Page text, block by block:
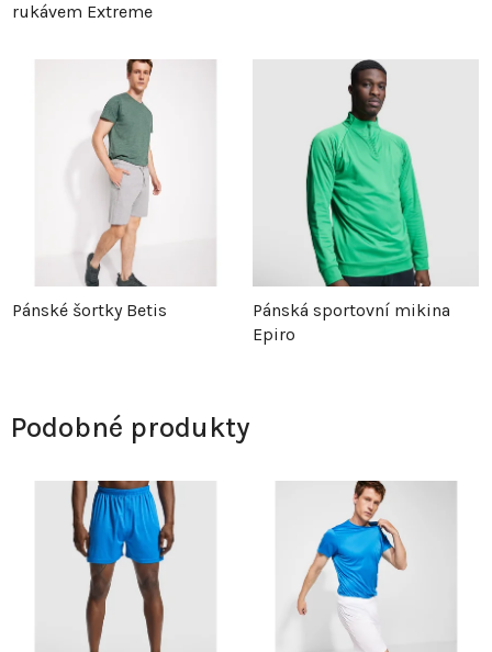
rukávem Extreme
Pánské šortky Betis
Pánská sportovní mikina
Epiro
Podobné produkty